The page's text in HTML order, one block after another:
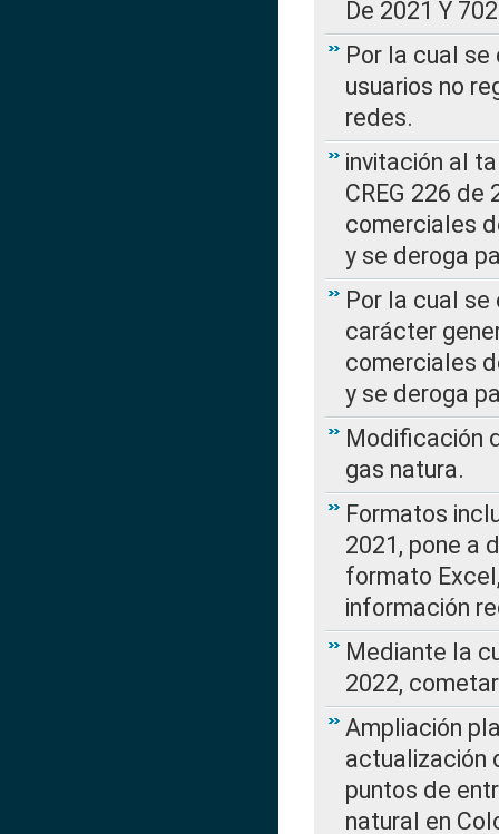
De 2021 Y
Por la cual
usuarios no
redes.
invitación al
CREG 226
comerciales
y se deroga
Por la cual
carácter
comerciales
y se deroga
Modificación
gas natura.
Formatos
2021, pone a
formato
información
Mediante la
2022,
Ampliación
actualización
puntos de
natural en